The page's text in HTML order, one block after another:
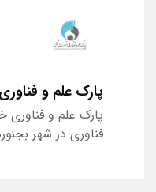
پارک علم و
پارک علم و
فناوری در شهر